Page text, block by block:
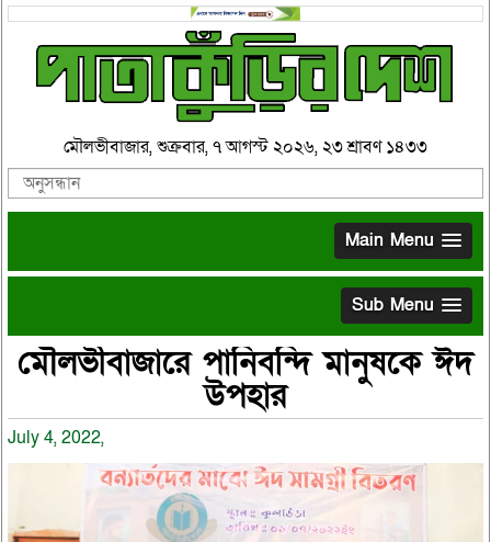
মৌলভীবাজার, শুক্রবার, ৭ আগস্ট ২০২৬, ২৩ শ্রাবণ ১৪৩৩
Main Menu
Sub Menu
মৌলভীবাজারে পানিবন্দি মানুষকে ঈদ
উপহার
July 4, 2022,